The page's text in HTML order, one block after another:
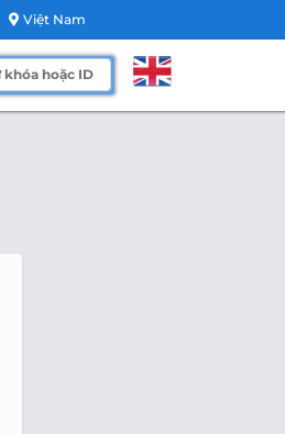
Việt Nam